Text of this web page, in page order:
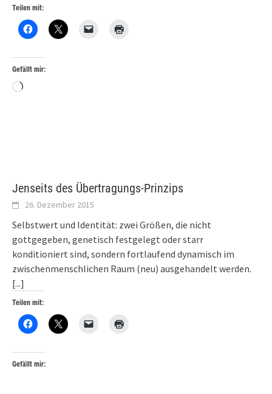
Teilen mit:
Gefällt mir:
Wird
Jenseits des Übertragungs-Prinzips
26. Dezember 2015
Selbstwert und Identität: zwei Größen, die nicht
gottgegeben, genetisch festgelegt oder starr
konditioniert sind, sondern fortlaufend dynamisch im
zwischenmenschlichen Raum (neu) ausgehandelt werden.
[...]
Teilen mit:
Gefällt mir: